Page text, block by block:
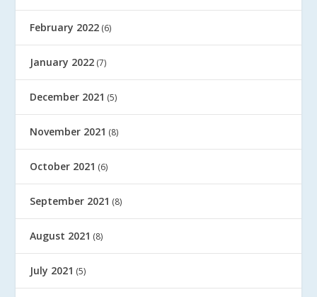
February 2022 (6)
January 2022 (7)
December 2021 (5)
November 2021 (8)
October 2021 (6)
September 2021 (8)
August 2021 (8)
July 2021 (5)